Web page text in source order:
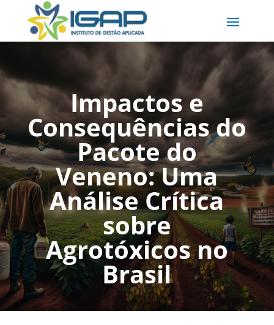
Impactos e
Consequências do
Pacote do
Veneno: Uma
Análise Crítica
sobre
Agrotóxicos no
Brasil